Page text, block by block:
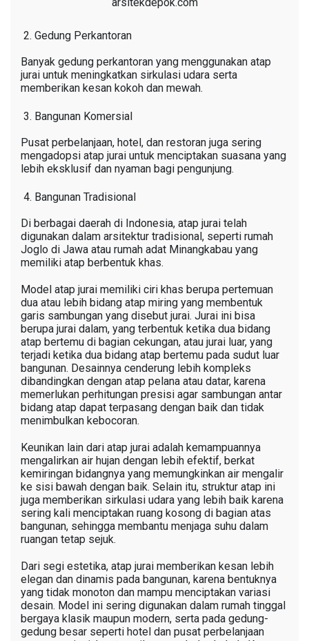
Gedung Perkantoran
Banyak gedung perkantoran yang menggunakan atap
jurai untuk meningkatkan sirkulasi udara serta
memberikan kesan kokoh dan mewah.
Bangunan Komersial
Pusat perbelanjaan, hotel, dan restoran juga sering
mengadopsi atap jurai untuk menciptakan suasana yang
lebih eksklusif dan nyaman bagi pengunjung.
Bangunan Tradisional
Di berbagai daerah di Indonesia, atap jurai telah
digunakan dalam arsitektur tradisional, seperti rumah
Joglo di Jawa atau rumah adat Minangkabau yang
memiliki atap berbentuk khas.
Model atap jurai memiliki ciri khas berupa pertemuan
dua atau lebih bidang atap miring yang membentuk
garis sambungan yang disebut jurai. Jurai ini bisa
berupa jurai dalam, yang terbentuk ketika dua bidang
atap bertemu di bagian cekungan, atau jurai luar, yang
terjadi ketika dua bidang atap bertemu pada sudut luar
bangunan. Desainnya cenderung lebih kompleks
dibandingkan dengan atap pelana atau datar, karena
memerlukan perhitungan presisi agar sambungan antar
bidang atap dapat terpasang dengan baik dan tidak
menimbulkan kebocoran.
Keunikan lain dari atap jurai adalah kemampuannya
mengalirkan air hujan dengan lebih efektif, berkat
kemiringan bidangnya yang memungkinkan air mengalir
ke sisi bawah dengan baik. Selain itu, struktur atap ini
juga memberikan sirkulasi udara yang lebih baik karena
sering kali menciptakan ruang kosong di bagian atas
bangunan, sehingga membantu menjaga suhu dalam
ruangan tetap sejuk.
Dari segi estetika, atap jurai memberikan kesan lebih
elegan dan dinamis pada bangunan, karena bentuknya
yang tidak monoton dan mampu menciptakan variasi
desain. Model ini sering digunakan dalam rumah tinggal
bergaya klasik maupun modern, serta pada gedung-
gedung besar seperti hotel dan pusat perbelanjaan